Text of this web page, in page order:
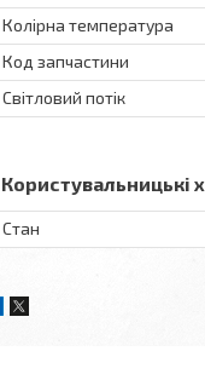
Колірна температура
Код запчастини
Світловий потік
Користувальницькі
Стан